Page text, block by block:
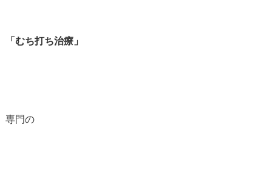
「むち打ち治療」
専門の